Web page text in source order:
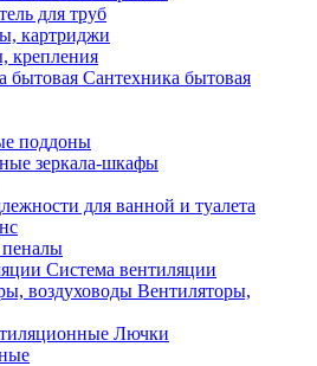
для труб
картриджи
крепления
Сантехника бытовая
поддоны
зеркала-шкафы
для ванной и туалета
Система вентиляции
Вентиляторы,
Лючки